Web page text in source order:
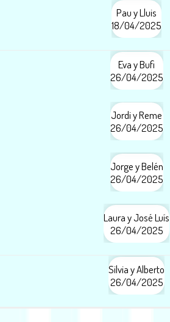
Pau y Lluis
18/04/2025
Eva y Bufi
26/04/2025
Jordi y Reme
26/04/2025
Jorge y Belén
26/04/2025
Laura y José Luís
26/04/2025
Silvia y Alberto
26/04/2025